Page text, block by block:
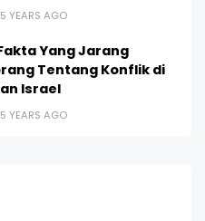
YEARS AGO
Yang Jarang
Tentang Konflik di
Israel
YEARS AGO